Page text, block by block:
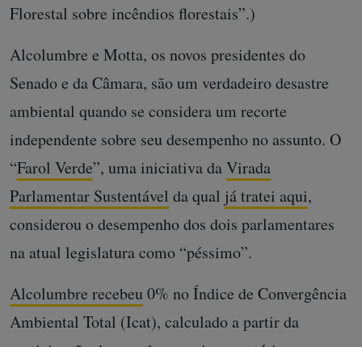
Florestal sobre incêndios florestais”.)
Alcolumbre e Motta, os novos presidentes do
Senado e da Câmara, são um verdadeiro desastre
ambiental quando se considera um recorte
independente sobre seu desempenho no assunto. O
“Farol Verde”, uma iniciativa daVirada
Parlamentar Sustentável da qual já tratei aqui,
considerou o desempenho dos dois parlamentares
na atual legislatura como “péssimo”.
Alcolumbre recebeu 0% no Índice de Convergência
Ambiental Total (Icat), calculado a partir da